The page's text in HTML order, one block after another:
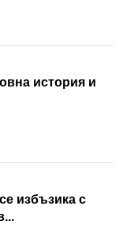
история и
избъзика с